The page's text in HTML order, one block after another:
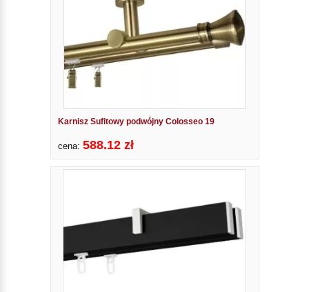
Karnisz Sufitowy podwójny Colosseo 19
cena: 588.12 zł